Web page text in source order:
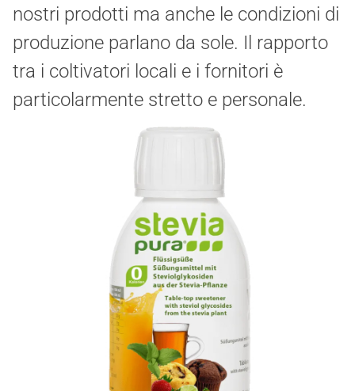
nostri prodotti ma anche le condizioni di
produzione parlano da sole. Il rapporto
tra i coltivatori locali e i fornitori è
particolarmente stretto e personale.